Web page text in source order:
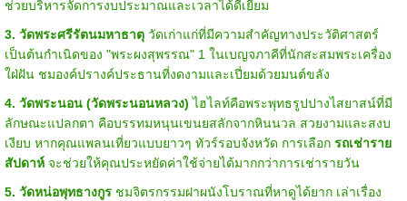
ช่วยบริหารจัดการงบประมาณและเวลาได้ดีเยี่ยม
3. วัดพระศรีรัตนมหาธาตุวัดเก่าแก่ที่มีความสำคัญทางประวัติศาสตร์
เป็นต้นกำเนิดของ "พระผงสุพรรณ" 1 ในเบญจภาคีที่นักสะสมพระเครื่อง
ใฝ่ฝัน ชมองค์ปรางค์ประธานที่งดงามและเปี่ยมด้วยมนต์ขลัง
4. วัดพระนอน (วัดพระนอนหลวง) ไฮไลท์คือพระพุทธรูปปางไสยาสน์ที่มี
ลักษณะแปลกตา คือบรรทมหนุนเขนยสลักจากหินนวล สวยงามและสงบ
เงียบ หากคุณแพลนเที่ยวแบบยาวๆ ทัวร์รอบจังหวัด การเลือก รถเช่าราย
สัปดาห์จะช่วยให้คุณประหยัดค่าใช้จ่ายได้มากกว่าการเช่ารายวัน
5. วัดหน่อพุทธางกูรชมจิตรกรรมฝาผนังโบราณที่หาดูได้ยาก เล่าเรื่อง